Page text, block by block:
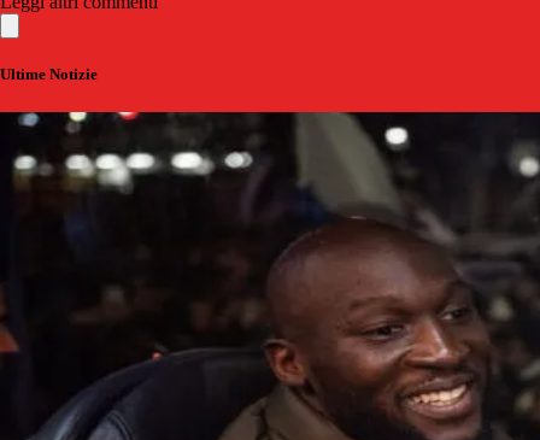
Ultime Notizie